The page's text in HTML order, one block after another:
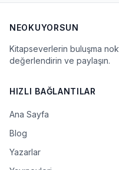
NEOKUYORSUN
Kitapseverlerin buluşma
değerlendirin ve paylaşın.
HIZLI BAĞLANTILAR
Ana Sayfa
Blog
Yazarlar